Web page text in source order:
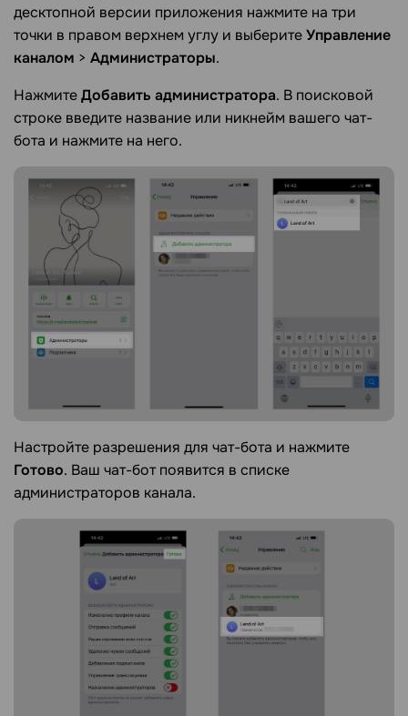
десктопной версии приложения нажмите на три
точки в правом верхнем углу и выберитеУправление
каналом > Администраторы.
НажмитеДобавить администратора. В поисковой
строке введите название или никнейм вашего чат-
бота и нажмите на него.
Настройте разрешения для чат-бота и нажмите
Готово. Ваш чат-бот появится в списке
администраторов канала.